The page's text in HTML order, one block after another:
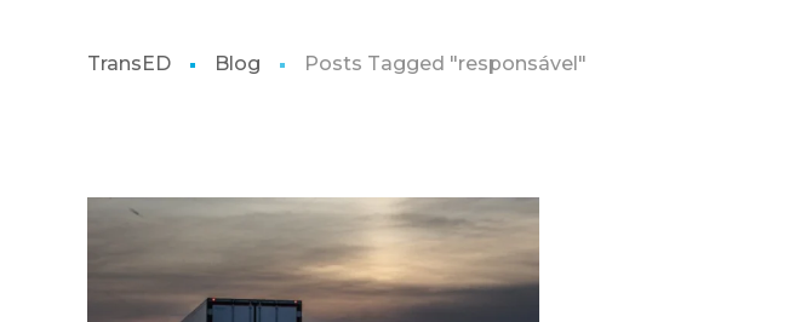
TransED Blog Posts Tagged "responsável"